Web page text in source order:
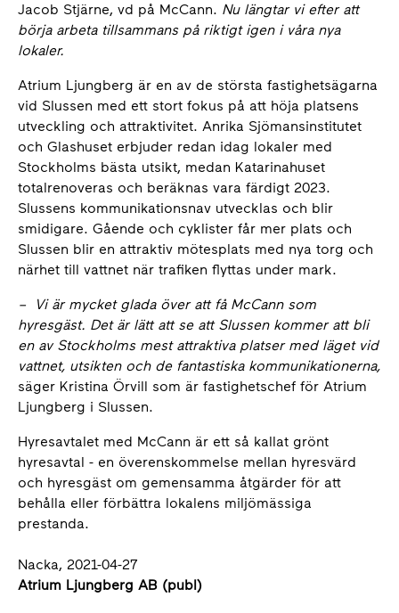
Jacob Stjärne, vd på McCann. Nu längtar vi efter att
börja arbeta tillsammans på riktigt igen i våra nya
lokaler.
Atrium Ljungberg är en av de största fastighetsägarna
vid Slussen med ett stort fokus på att höja platsens
utveckling och attraktivitet. Anrika Sjömansinstitutet
och Glashuset erbjuder redan idag lokaler med
Stockholms bästa utsikt, medan Katarinahuset
totalrenoveras och beräknas vara färdigt 2023.
Slussens kommunikationsnav utvecklas och blir
smidigare. Gående och cyklister får mer plats och
Slussen blir en attraktiv mötesplats med nya torg och
närhet till vattnet när trafiken flyttas under mark.
–
Vi är mycket glada över att få McCann som
hyresgäst. Det är lätt att se att Slussen kommer att bli
en av Stockholms mest attraktiva platser med läget vid
vattnet, utsikten och de fantastiska kommunikationerna,
säger Kristina Örvill som är fastighetschef för Atrium
Ljungberg i Slussen.
Hyresavtalet med McCann är ett så kallat grönt
hyresavtal - en överenskommelse mellan hyresvärd
och hyresgäst om gemensamma åtgärder för att
behålla eller förbättra lokalens miljömässiga
prestanda.
Nacka, 2021-04-27
Atrium Ljungberg AB (publ)